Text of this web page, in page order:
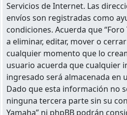
Servicios de Internet. Las
envíos son registradas como
condiciones. Acuerda que
a eliminar, editar, mover o
cualquier momento que lo
usuario acuerda que cualquier
ingresado será almacenada en
Dado que esta información no
ninguna tercera parte sin su
Yamaha” ni phpBB podrán